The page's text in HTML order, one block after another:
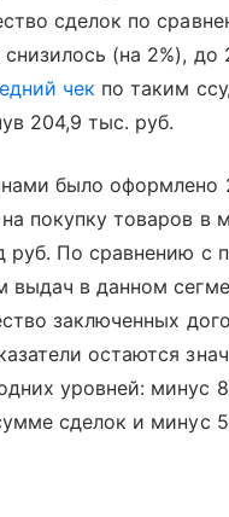
сделок по
снизилось (на 2%), до
чек по таким
204,9 тыс. руб.
было оформлено
покупку товаров в
руб. По сравнению с
выдач в данном
заключенных
остаются
уровней: минус
сделок и минус